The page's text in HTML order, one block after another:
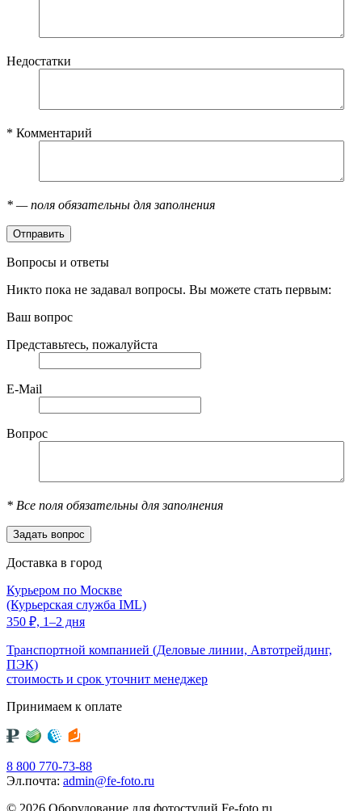
Недостатки
* Комментарий
* — поля обязательны для заполнения
Вопросы и ответы
Никто пока не задавал вопросы. Вы можете стать первым:
Ваш вопрос
Представьтесь, пожалуйста
E-Mail
Вопрос
* Все поля обязательны для заполнения
Доставка в город
Курьером по Москве
(Курьерская служба IML)
350 ₽, 1–2 дня
Транспортной компанией (Деловые линии, Автотрейдинг,
ПЭК)
стоимость и срок уточнит менеджер
Принимаем к оплате
8 800 770-73-88
Эл.почта: admin@fe-foto.ru
© 2026 Оборудование для фотостудий Fe-foto.ru